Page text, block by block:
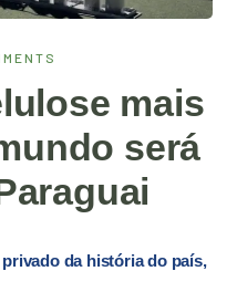
mais
será
da história do país,